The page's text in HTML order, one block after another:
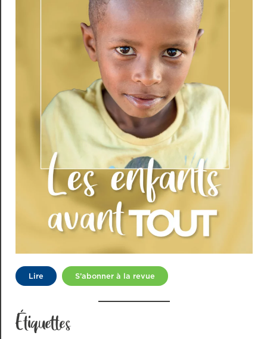
Lire S’abonner à la revue
Étiquettes